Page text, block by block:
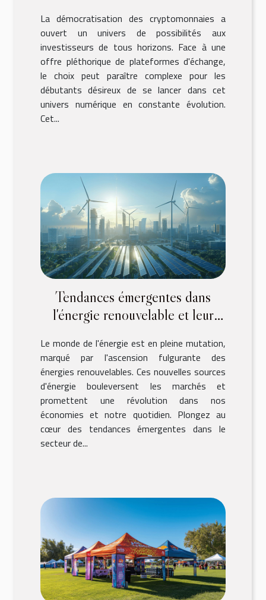
La démocratisation des cryptomonnaies a
ouvert un univers de possibilités aux
investisseurs de tous horizons. Face à une
offre pléthorique de plateformes d'échange,
le choix peut paraître complexe pour les
débutants désireux de se lancer dans cet
univers numérique en constante évolution.
Cet...
Tendances émergentes dans
l'énergie renouvelable et leur
Le monde de l'énergie est en pleine mutation,
marqué par l'ascension fulgurante des
énergies renouvelables. Ces nouvelles sources
d'énergie bouleversent les marchés et
promettent une révolution dans nos
économies et notre quotidien. Plongez au
cœur des tendances émergentes dans le
secteur de...